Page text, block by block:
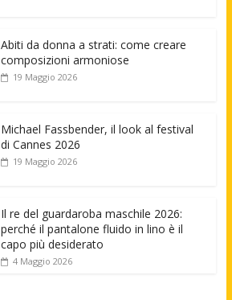
Abiti da donna a strati: come creare
composizioni armoniose
19 Maggio 2026
Michael Fassbender, il look al festival
di Cannes 2026
19 Maggio 2026
Il re del guardaroba maschile 2026:
perché il pantalone fluido in lino è il
capo più desiderato
4 Maggio 2026